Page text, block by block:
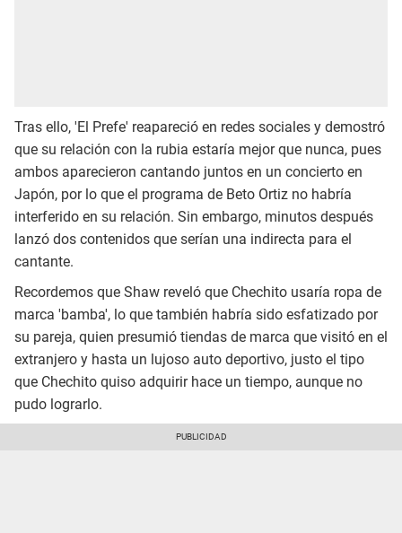
Tras ello, 'El Prefe' reapareció en redes sociales y demostró
que su relación con la rubia estaría mejor que nunca, pues
ambos aparecieron cantando juntos en un concierto en
Japón, por lo que el programa de Beto Ortiz no habría
interferido en su relación. Sin embargo, minutos después
lanzó dos contenidos que serían una indirecta para el
cantante.
Recordemos que Shaw reveló que Chechito usaría ropa de
marca 'bamba', lo que también habría sido esfatizado por
su pareja, quien presumió tiendas de marca que visitó en el
extranjero y hasta un lujoso auto deportivo, justo el tipo
que Chechito quiso adquirir hace un tiempo, aunque no
pudo lograrlo.